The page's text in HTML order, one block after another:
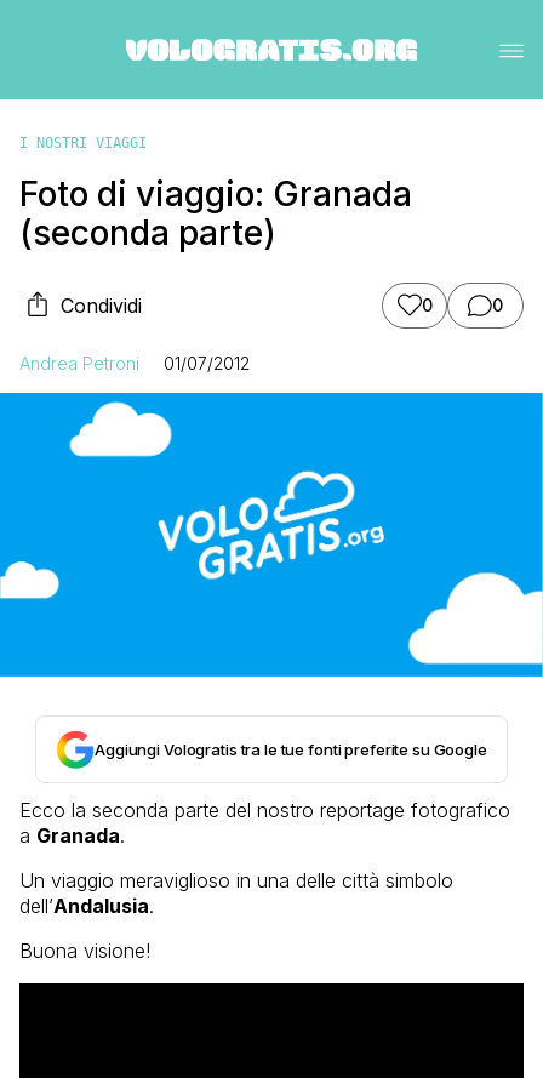
I NOSTRI VIAGGI
Foto di viaggio: Granada
(seconda parte)
Condividi 0 0
Andrea Petroni 01/07/2012
Aggiungi Vologratis tra le tue fonti preferite su Google
Ecco la seconda parte del nostro reportage fotografico
a Granada.
Un viaggio meraviglioso in una delle città simbolo
dell’Andalusia.
Buona visione!